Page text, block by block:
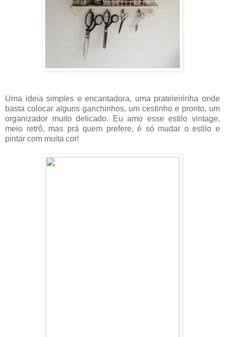
Uma ideia simples e encantadora, uma prateleirinha onde
basta colocar alguns ganchinhos, um cestinho e pronto, um
organizador muito delicado. Eu amo esse estilo vintage,
meio retrô, mas prá quem prefere, é só mudar o estilo e
pintar com muita cor!